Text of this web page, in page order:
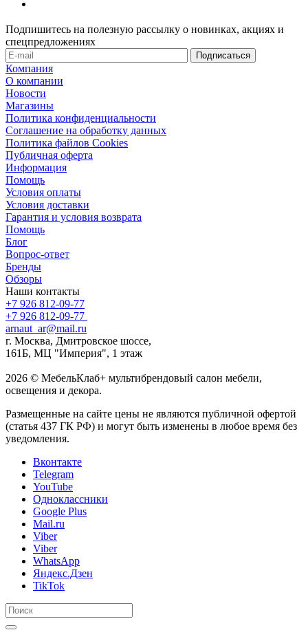
Подпишитесь на полезную рассылку о новинках, акциях и
спецпредложениях
Компания
О компании
Новости
Магазины
Политика конфиденциальности
Соглашение на обработку данных
Политика файлов Cookies
Публичная оферта
Информация
Помощь
Условия оплаты
Условия доставки
Гарантия и условия возврата
Помощь
Блог
Вопрос-ответ
Бренды
Обзоры
Наши контакты
+7 926 812-09-77
+7 926 812-09-77
arnaut_ar@mail.ru
г. Москва, Дмитровское шоссе,
161Б, МЦ "Империя", 1 этаж
2026 © МебельКлаб+ мультибрендовый салон мебели,
освещения и декора.
Размещенные на сайте цены не являются публичной офертой
(статья 437 ГК РФ) и могут быть изменены в любое время без
уведомления.
Вконтакте
Telegram
YouTube
Одноклассники
Google Plus
Mail.ru
Viber
Viber
WhatsApp
Яндекс.Дзен
TikTok